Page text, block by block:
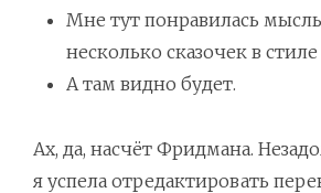
Мне тут понравилась
несколько сказочек в стиле
А там видно будет.
Ах, да, насчёт Фридмана.
я успела отредактировать